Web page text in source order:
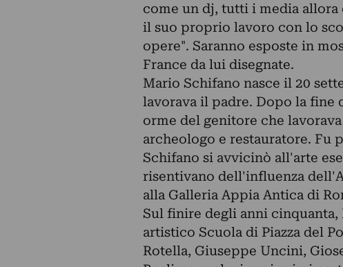
come un dj, tutti i media
il suo proprio lavoro con lo
opere". Saranno esposte in
France da lui disegnate.
Mario Schifano nasce il 20
lavorava il padre. Dopo la fine
orme del genitore che
archeologo e restauratore. Fu
Schifano si avvicinò all'arte
risentivano dell'influenza
alla Galleria Appia Antica di
Sul finire degli anni
artistico Scuola di Piazza del
Rotella, Giuseppe Uncini,